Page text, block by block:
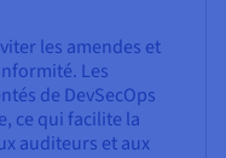
les amendes et
Les
de DevSecOps
ce qui facilite la
auditeurs et aux